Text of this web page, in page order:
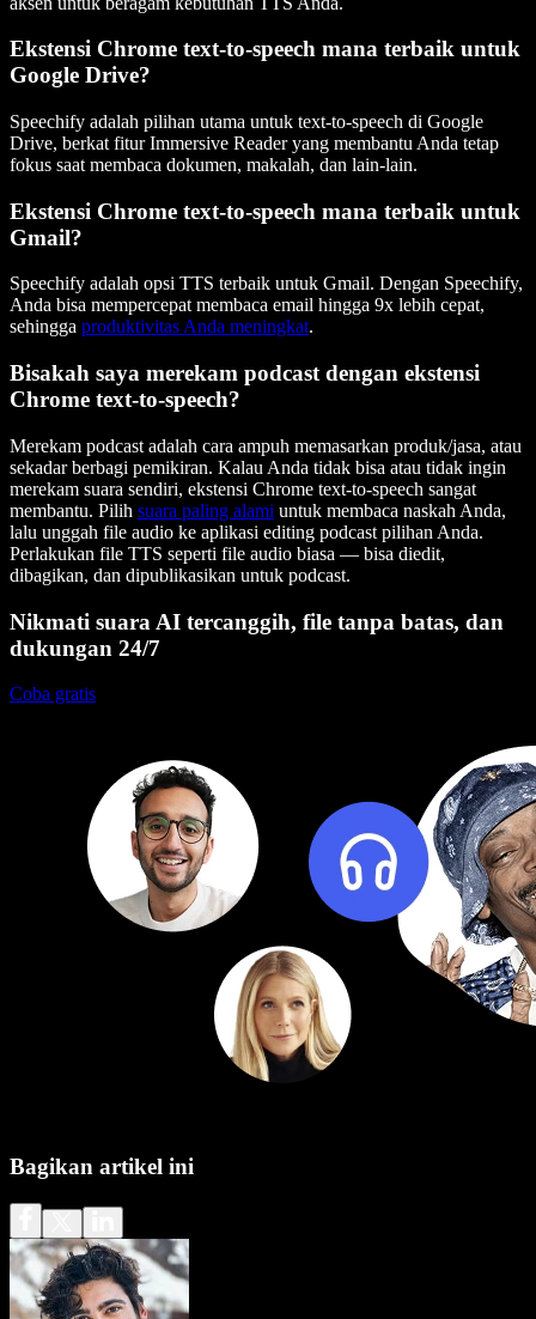
Ekstensi Chrome text-to-speech mana terbaik untuk
Google Drive?
Speechify adalah pilihan utama untuk text-to-speech di Google
Drive, berkat fitur Immersive Reader yang membantu Anda tetap
fokus saat membaca dokumen, makalah, dan lain-lain.
Ekstensi Chrome text-to-speech mana terbaik untuk
Gmail?
Speechify adalah opsi TTS terbaik untuk Gmail. Dengan Speechify,
Anda bisa mempercepat membaca email hingga 9x lebih cepat,
sehingga produktivitas Anda meningkat.
Bisakah saya merekam podcast dengan ekstensi
Chrome text-to-speech?
Merekam podcast adalah cara ampuh memasarkan produk/jasa, atau
sekadar berbagi pemikiran. Kalau Anda tidak bisa atau tidak ingin
merekam suara sendiri, ekstensi Chrome text-to-speech sangat
membantu. Pilih suara paling alami untuk membaca naskah Anda,
lalu unggah file audio ke aplikasi editing podcast pilihan Anda.
Perlakukan file TTS seperti file audio biasa — bisa diedit,
dibagikan, dan dipublikasikan untuk podcast.
Nikmati suara AI tercanggih, file tanpa batas, dan
dukungan 24/7
Coba gratis
Bagikan artikel ini